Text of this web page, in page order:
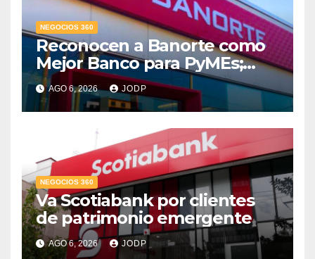
NEGOCIOS 360
Reconocen a Banorte como
Mejor Banco para PyMEs;
supera 14% del mercado
crediticio
AGO 6, 2026 JODP
NEGOCIOS 360
Va Scotiabank por clientes
de patrimonio emergente
AGO 6, 2026 JODP